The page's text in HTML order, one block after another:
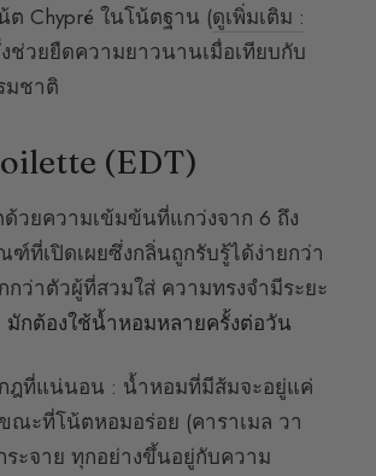
ต Chypré ในโน้ตฐาน (ดูเพิ่มเติม :
ช่วยยืดความยาวนานเมื่อเทียบกับ
มชาติ
(EDT)
ด้วยความเข้มข้นที่แกว่งจาก 6 ถึง
ที่เปิดเผยซึ่งกลิ่นถูกรับรู้ได้ง่ายกว่า
ว่าตัวผู้ที่สวมใส่ ความทรงจำมีระยะ
มักต้องใช้น้ำหอมหลายครั้งต่อวัน
ฎที่แน่นอน : น้ำหอมที่มีส้มจะอยู่แค่
ณะที่โน้ตหอมอร่อย (คาราเมล วา
ะจาย ทุกอย่างขึ้นอยู่กับความ